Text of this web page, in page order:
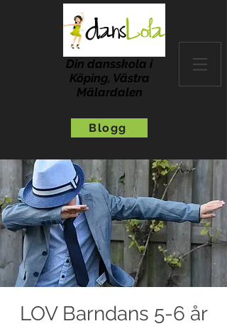
Din dansskola i
Köping, Västra
Mälardalen
Blogg
LOV Barndans 5-6 år